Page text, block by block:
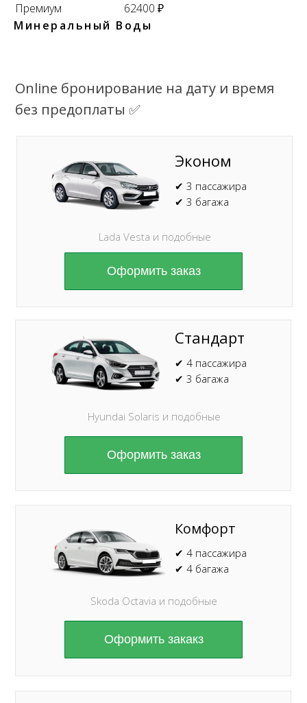
Премиум
62400 ₽
Минеральный Воды
Оформить заказ
Стандарт
Hyundai Solaris и подобные
✔ 4 пассажира
✔ 3 багажа
Online бронирование на дату и время
без предоплаты ✅
Оформить заказ
Эконом
Lada Vesta и подобные
✔ 3 пассажира
✔ 3 багажа
Комфорт
Skoda Octavia и подобные
✔ 4 пассажира
✔ 4 багажа
Оформить закакз